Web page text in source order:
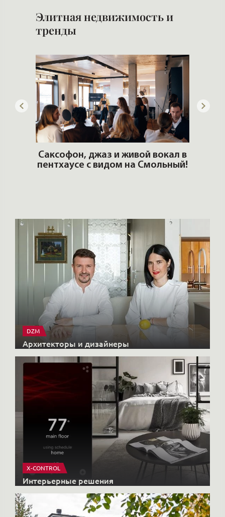
Элитная недвижимость и
тренды
Саксофон, джаз и живой вокал в
пентхаусе с видом на Смольный!
DZM
Архитекторы и дизайнеры
X-CONTROL
Интерьерные решения